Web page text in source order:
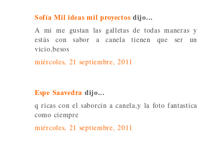
Sofía Mil ideas mil proyectos dijo...
A mi me gustan las galletas de todas maneras y
estás con sabor a canela tienen que ser un
vicio,besos
miércoles, 21 septiembre, 2011
Espe Saavedra dijo...
q ricas con el saborcin a canela,y la foto fantastica
como ciempre
miércoles, 21 septiembre, 2011